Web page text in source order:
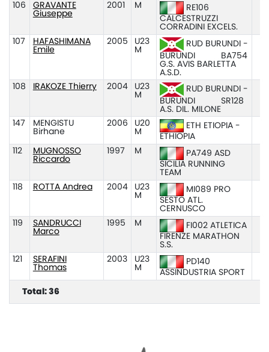
106
GRAVANTE
Giuseppe
2001 M
RE106
CALCESTRUZZI
CORRADINI EXCELS.
107
HAFASHIMANA
Emile
2005
U23
M
RUD BURUNDI -
BURUNDI
BA754
G.S. AVIS BARLETTA
A.S.D.
108
IRAKOZE Thierry 2004
U23
M
RUD BURUNDI -
BURUNDI
SR128
A.S. DIL. MILONE
147
MENGISTU
Birhane
2006
U20
M
ETH ETIOPIA -
ETHIOPIA
112
MUGNOSSO
Riccardo
1997 M
PA749 ASD
SICILIA RUNNING
TEAM
118
ROTTA Andrea 2004
U23
M
MI089 PRO
SESTO ATL.
CERNUSCO
119
SANDRUCCI
Marco
1995 M
FI002 ATLETICA
FIRENZE MARATHON
S.S.
121
SERAFINI
Thomas
2003
U23
M
PD140
ASSINDUSTRIA SPORT
Total: 36